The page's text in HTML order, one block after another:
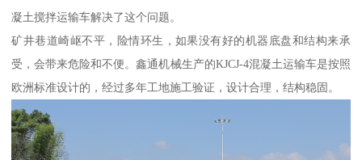
凝土搅拌运输车解决了这个问题。
矿井巷道崎岖不平，险情环生，如果没有好的机器底盘和结构来承
受，会带来危险和不便。鑫通机械生产的KJCJ-4混凝土运输车是按照
欧洲标准设计的，经过多年工地施工验证，设计合理，结构稳固。